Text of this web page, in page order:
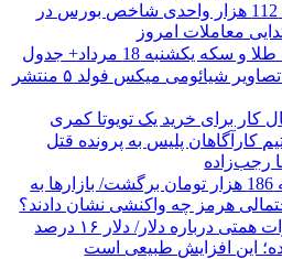
جهش 112 هزار واحدی شاخص بورس در
معاملات امروز
سکه یکشنبه 18 مرداد+ جدول
اولین تصاویر شیائومی میکس فولد ۵ منتشر
کارآگاهان پلیس به پرونده قتل
رجب‌زاده
دلار به 186 هزار تومان برگشت/ بازارها به
هرمز چه واکنشی نشان دادند؟
اظهارات همتی درباره دلار/ دلار ۱۶ درصد
این افزایش طبیعی است